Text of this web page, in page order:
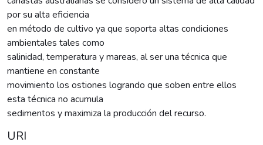
por su alta eficiencia
en método de cultivo ya que soporta altas condiciones
ambientales tales como
salinidad, temperatura y mareas, al ser una técnica que
mantiene en constante
movimiento los ostiones logrando que soben entre ellos
esta técnica no acumula
sedimentos y maximiza la producción del recurso.
URI